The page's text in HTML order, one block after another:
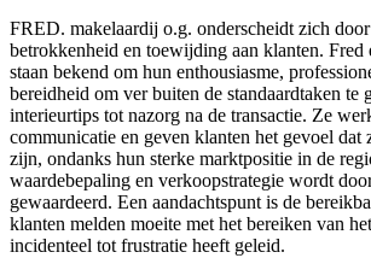
FRED. makelaardij o.g. onderscheidt zich
betrokkenheid en toewijding aan klanten.
staan bekend om hun enthousiasme,
bereidheid om ver buiten de standaardtaken
interieurtips tot nazorg na de transactie. Ze
communicatie en geven klanten het gevoel dat
zijn, ondanks hun sterke marktpositie in de
waardebepaling en verkoopstrategie wordt
gewaardeerd. Een aandachtspunt is de
klanten melden moeite met het bereiken van
incidenteel tot frustratie heeft geleid.